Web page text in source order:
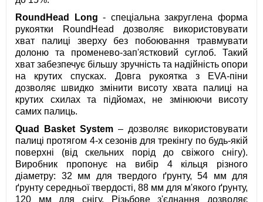
RoundHead Long - спеціальна закруглена форма
рукоятки RoundHead дозволяє використовувати
хват палиці зверху без побоювання травмувати
долоню та променево-зап'ястковий суглоб. Такий
хват забезпечує більшу зручність та надійність опори
на крутих спусках. Довга рукоятка з EVA-піни
дозволяє швидко змінити висоту хвата палиці на
крутих схилах та підйомах, не змінюючи висоту
самих палиць.
Quad Basket System – дозволяє використовувати
палиці протягом 4-х сезонів для трекінгу по будь-якій
поверхні (від скельних порід до свіжого снігу).
Виробник пропонує на вибір 4 кільця різного
діаметру: 32 мм для твердого ґрунту, 54 мм для
ґрунту середньої твердості, 88 мм для м'якого ґрунту,
120 мм для снігу. Різьбове з'єднання дозволяє